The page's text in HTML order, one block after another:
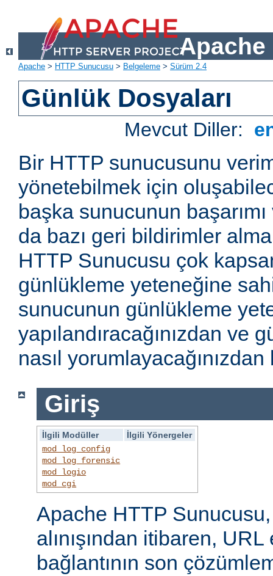
Apache
Apache > HTTP Sunucusu > Belgeleme > Sürüm 2.4
Günlük Dosyaları
Mevcut Diller:
Bir HTTP sunucusunu
yönetebilmek için
başka sunucunun
da bazı geri bildirimler
HTTP Sunucusu çok
günlükleme yeteneğine
sunucunun günlükleme
yapılandıracağınızdan ve
nasıl
Giriş
İlgili Modüller
İlgili Yönergeler
mod_log_config
mod_log_forensic
mod_logio
mod_cgi
Apache HTTP
alınışından itibaren,
bağlantının son